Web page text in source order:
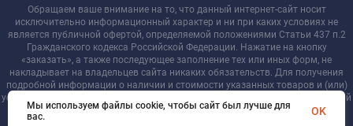
Обращаем ваше внимание на то, что данный интернет-сайт носит
исключительно информационный характер и ни при каких условиях не
является публичной офертой, определяемой положениями Статьи 437 п.2
Гражданского кодекса Российской Федерации. Нажатие на кнопку
«заказать», а также последующее заполнение тех или иных форм, не
накладывает на владельцев сайта никаких обязательств. Для получения
подробной информации о наличии и стоимости указанных товаров и (или)
услуг, пожалуйста, обращайтесь к менеджеру сайта с помощью специальной
формы связи или по телефону +7 921 755-09-90
Мы используем файлы cookie, чтобы сайт был лучше для
вас.
OK